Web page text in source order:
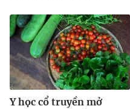
Y học cổ truyền mở